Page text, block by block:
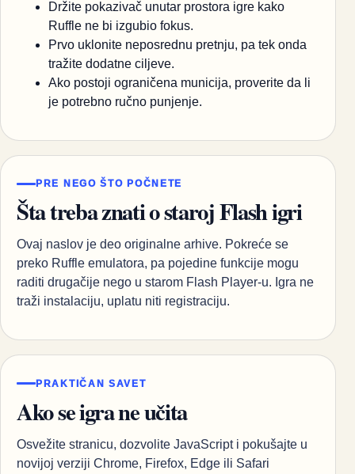
Držite pokazivač unutar prostora igre kako
Ruffle ne bi izgubio fokus.
Prvo uklonite neposrednu pretnju, pa tek onda
tražite dodatne ciljeve.
Ako postoji ograničena municija, proverite da li
je potrebno ručno punjenje.
PRE NEGO ŠTO POČNETE
Šta treba znati o staroj Flash igri
Ovaj naslov je deo originalne arhive. Pokreće se
preko Ruffle emulatora, pa pojedine funkcije mogu
raditi drugačije nego u starom Flash Player-u. Igra ne
traži instalaciju, uplatu niti registraciju.
PRAKTIČAN SAVET
Ako se igra ne učita
Osvežite stranicu, dozvolite JavaScript i pokušajte u
novijoj verziji Chrome, Firefox, Edge ili Safari